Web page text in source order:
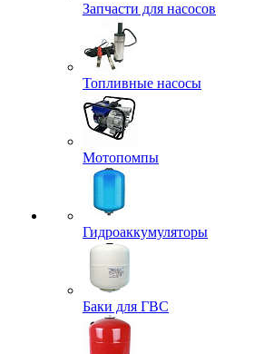
Запчасти для насосов
Топливные насосы
Мотопомпы
Гидроаккумуляторы
Баки для ГВС